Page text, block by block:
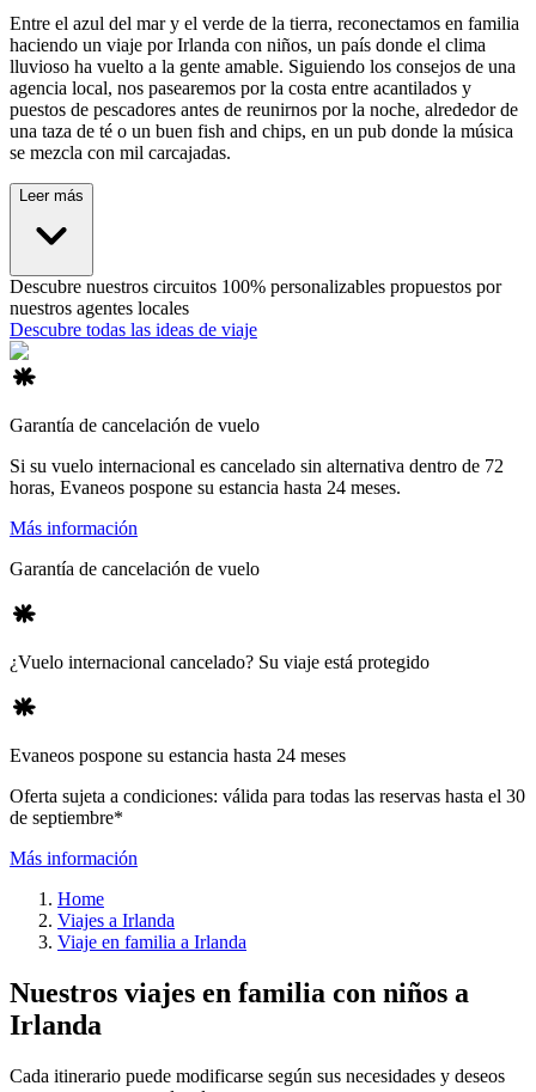
Entre el azul del mar y el verde de la tierra, reconectamos en familia
haciendo un viaje por Irlanda con niños, un país donde el clima
lluvioso ha vuelto a la gente amable. Siguiendo los consejos de una
agencia local, nos pasearemos por la costa entre acantilados y
puestos de pescadores antes de reunirnos por la noche, alrededor de
una taza de té o un buen fish and chips, en un pub donde la música
se mezcla con mil carcajadas.
Leer más
Descubre nuestros circuitos 100% personalizables propuestos por
nuestros agentes locales
Descubre todas las ideas de viaje
Garantía de cancelación de vuelo
Si su vuelo internacional es cancelado sin alternativa dentro de 72
horas, Evaneos pospone su estancia hasta 24 meses.
Más información
Garantía de cancelación de vuelo
¿Vuelo internacional cancelado? Su viaje está protegido
Evaneos pospone su estancia hasta 24 meses
Oferta sujeta a condiciones: válida para todas las reservas hasta el 30
de septiembre*
Más información
Home
Viajes a Irlanda
Viaje en familia a Irlanda
Nuestros viajes en familia con niños a
Irlanda
Cada itinerario puede modificarse según sus necesidades y deseos